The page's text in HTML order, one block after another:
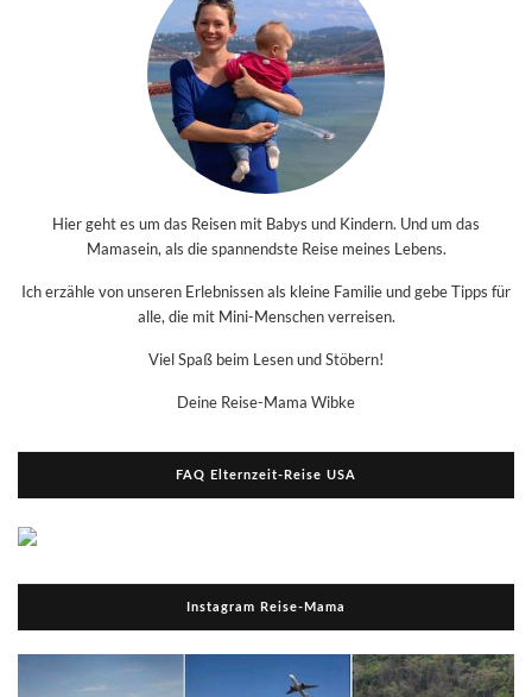
Hier geht es um das Reisen mit Babys und Kindern. Und um das
Mamasein, als die spannendste Reise meines Lebens.
Ich erzähle von unseren Erlebnissen als kleine Familie und gebe Tipps für
alle, die mit Mini-Menschen verreisen.
Viel Spaß beim Lesen und Stöbern!
Deine Reise-Mama Wibke
FAQ Elternzeit-Reise USA
Instagram Reise-Mama